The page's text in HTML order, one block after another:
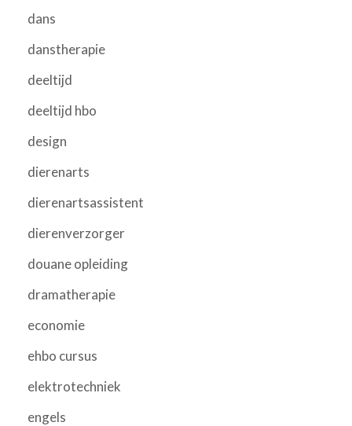
dans
danstherapie
deeltijd
deeltijd hbo
design
dierenarts
dierenartsassistent
dierenverzorger
douane opleiding
dramatherapie
economie
ehbo cursus
elektrotechniek
engels